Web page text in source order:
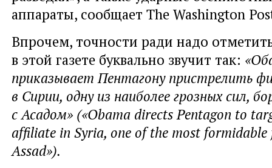
аппараты, сообщает The Washington
Впрочем, точности ради надо
в этой газете буквально звучит так:
приказывает Пентагону пристрелить
в Сирии, одну из наиболее грозных сил,
с Асадом» («Obama directs Pentagon to
affiliate in Syria, one of the most formidable
Assad»).